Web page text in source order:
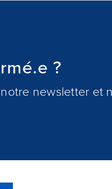
?
newsletter et